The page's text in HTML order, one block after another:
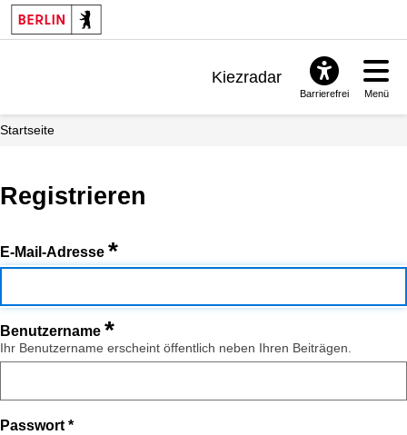
Kiezradar
Barrierefrei Menü
Startseite
Registrieren
E-Mail-Adresse *
Benutzername *
Ihr Benutzername erscheint öffentlich neben Ihren Beiträgen.
Passwort *